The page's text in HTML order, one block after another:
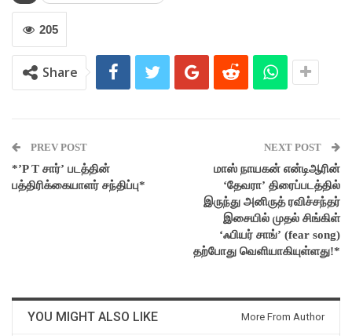
205
Share
PREV POST
*’P T சார்’ படத்தின்
பத்திரிக்கையாளர் சந்திப்பு*
NEXT POST
மாஸ் நாயகன் என்டிஆரின்
‘தேவரா’ திரைப்படத்தில்
இருந்து அனிருத் ரவிச்சந்தர்
இசையில் முதல் சிங்கிள்
‘ஃபியர் சாங்’ (fear song)
தற்போது வெளியாகியுள்ளது!*
YOU MIGHT ALSO LIKE More From Author